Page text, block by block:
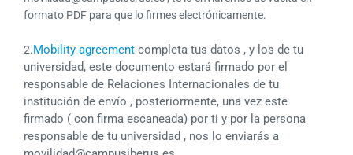
formato PDF para que lo firmes electrónicamente.
2.Mobility agreement completa tus datos , y los de tu
universidad, este documento estará firmado por el
responsable de Relaciones Internacionales de tu
institución de envío , posteriormente, una vez este
firmado ( con firma escaneada) por ti y por la persona
responsable de tu universidad , nos lo enviarás a